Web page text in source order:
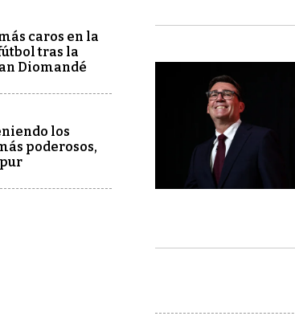
caros en la
tras la
Diomandé
los
poderosos,